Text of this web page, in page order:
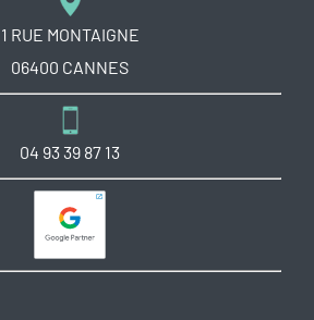
1 RUE MONTAIGNE
06400 CANNES
04 93 39 87 13